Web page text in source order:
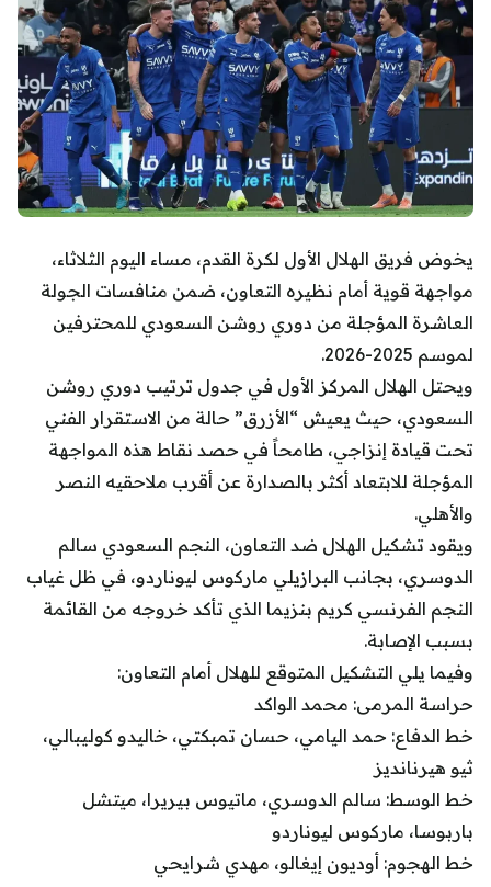
يخوض فريق الهلال الأول لكرة القدم، مساء اليوم الثلاثاء،
مواجهة قوية أمام نظيره التعاون، ضمن منافسات الجولة
العاشرة المؤجلة من دوري روشن السعودي للمحترفين
لموسم 2025-2026.
ويحتل الهلال المركز الأول في جدول ترتيب دوري روشن
السعودي، حيث يعيش “الأزرق” حالة من الاستقرار الفني
تحت قيادة إنزاجي، طامحاً في حصد نقاط هذه المواجهة
المؤجلة للابتعاد أكثر بالصدارة عن أقرب ملاحقيه النصر
والأهلي.
ويقود تشكيل الهلال ضد التعاون، النجم السعودي سالم
الدوسري، بجانب البرازيلي ماركوس ليوناردو، في ظل غياب
النجم الفرنسي كريم بنزيما الذي تأكد خروجه من القائمة
بسبب الإصابة.
وفيما يلي التشكيل المتوقع للهلال أمام التعاون:
حراسة المرمى: محمد الواكد
خط الدفاع: حمد اليامي، حسان تمبكتي، خاليدو كوليبالي،
ثيو هيرنانديز
خط الوسط: سالم الدوسري، ماتيوس بيريرا، ميتشل
باربوسا، ماركوس ليوناردو
خط الهجوم: أوديون إيغالو، مهدي شرايحي